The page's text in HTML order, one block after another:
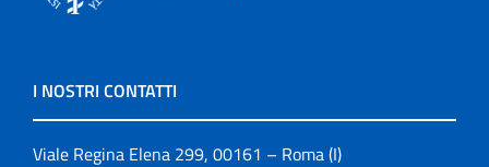
I NOSTRI CONTATTI
Viale Regina Elena 299, 00161 – Roma (I)